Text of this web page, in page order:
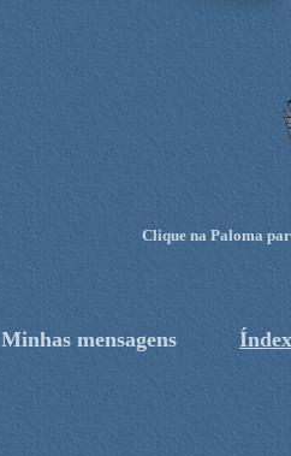
Clique na Paloma
Minhas mensagens